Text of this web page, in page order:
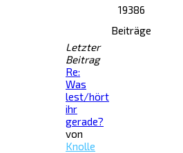
19386
Beiträge
Letzter
Beitrag
Re:
Was
lest/hört
ihr
gerade?
von
Knolle